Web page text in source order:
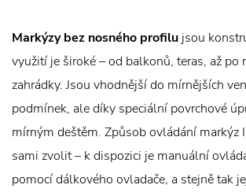
Markýzy bez nosného profilu jsou
využití je široké – od balkonů, teras, až po
zahrádky. Jsou vhodnější do mírnějších
podmínek, ale díky speciální povrchové
mírným deštěm. Způsob ovládání markýz
sami zvolit – k dispozici je manuální
pomocí dálkového ovladače, a stejně tak